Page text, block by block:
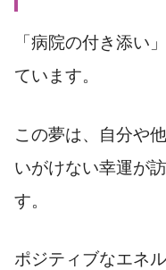
「病院の付き添い
ています。
この夢は、自分や
いがけない幸運が
す。
ポジティブなエネ